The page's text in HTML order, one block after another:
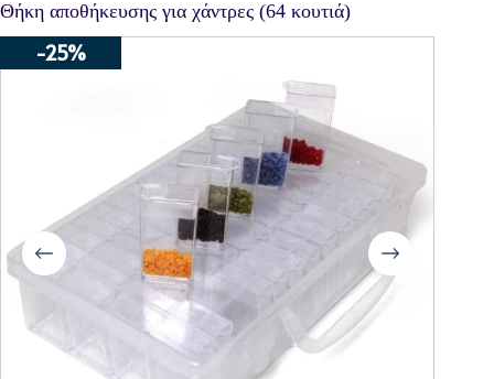
Θήκη αποθήκευσης για χάντρες (64 κουτιά)
-25%